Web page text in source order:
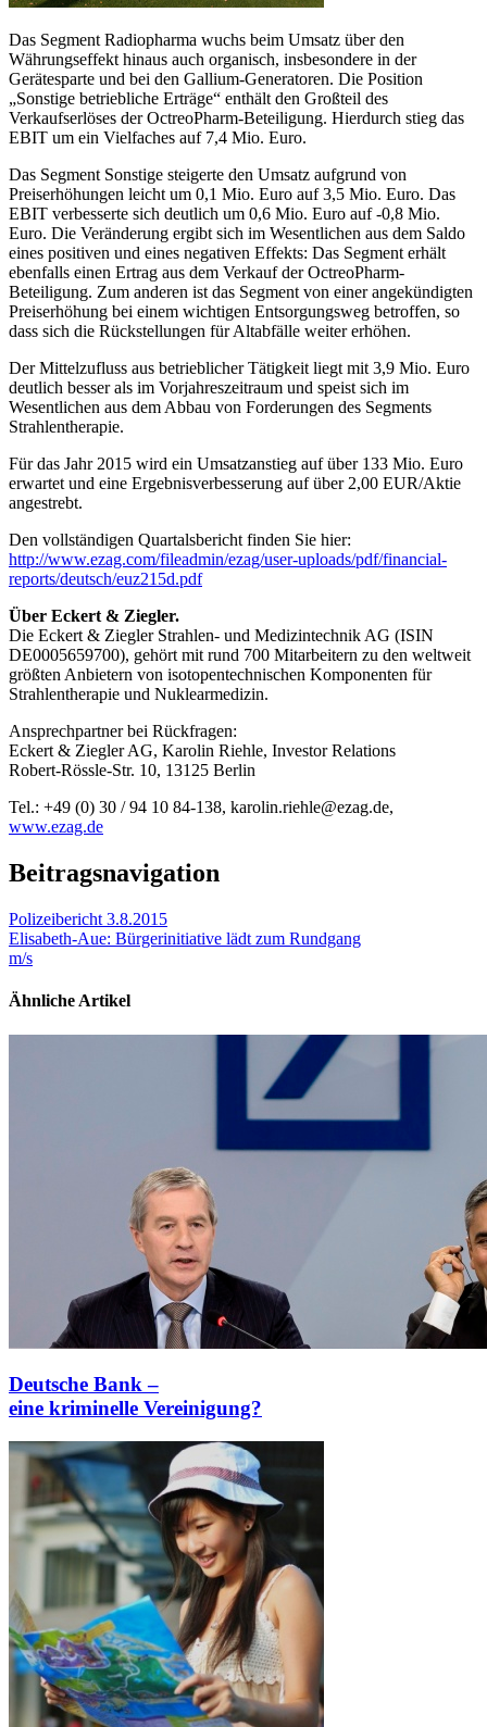
Das Segment Radiopharma wuchs beim Umsatz über den
Währungseffekt hinaus auch organisch, insbesondere in der
Gerätesparte und bei den Gallium-Generatoren. Die Position
„Sonstige betriebliche Erträge“ enthält den Großteil des
Verkaufserlöses der OctreoPharm-Beteiligung. Hierdurch stieg das
EBIT um ein Vielfaches auf 7,4 Mio. Euro.
Das Segment Sonstige steigerte den Umsatz aufgrund von
Preiserhöhungen leicht um 0,1 Mio. Euro auf 3,5 Mio. Euro. Das
EBIT verbesserte sich deutlich um 0,6 Mio. Euro auf -0,8 Mio.
Euro. Die Veränderung ergibt sich im Wesentlichen aus dem Saldo
eines positiven und eines negativen Effekts: Das Segment erhält
ebenfalls einen Ertrag aus dem Verkauf der OctreoPharm-
Beteiligung. Zum anderen ist das Segment von einer angekündigten
Preiserhöhung bei einem wichtigen Entsorgungsweg betroffen, so
dass sich die Rückstellungen für Altabfälle weiter erhöhen.
Der Mittelzufluss aus betrieblicher Tätigkeit liegt mit 3,9 Mio. Euro
deutlich besser als im Vorjahreszeitraum und speist sich im
Wesentlichen aus dem Abbau von Forderungen des Segments
Strahlentherapie.
Für das Jahr 2015 wird ein Umsatzanstieg auf über 133 Mio. Euro
erwartet und eine Ergebnisverbesserung auf über 2,00 EUR/Aktie
angestrebt.
Den vollständigen Quartalsbericht finden Sie hier:
http://www.ezag.com/fileadmin/ezag/user-uploads/pdf/financial-
reports/deutsch/euz215d.pdf
Über Eckert & Ziegler.
Die Eckert & Ziegler Strahlen- und Medizintechnik AG (ISIN
DE0005659700), gehört mit rund 700 Mitarbeitern zu den weltweit
größten Anbietern von isotopentechnischen Komponenten für
Strahlentherapie und Nuklearmedizin.
Ansprechpartner bei Rückfragen:
Eckert & Ziegler AG, Karolin Riehle, Investor Relations
Robert-Rössle-Str. 10, 13125 Berlin
Tel.: +49 (0) 30 / 94 10 84-138, karolin.riehle@ezag.de,
www.ezag.de
Beitragsnavigation
Polizeibericht 3.8.2015
Elisabeth-Aue: Bürgerinitiative lädt zum Rundgang
m/s
Ähnliche Artikel
Deutsche Bank –
eine kriminelle Vereinigung?